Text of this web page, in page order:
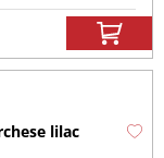
lilac